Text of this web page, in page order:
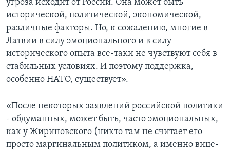
угроза исходит от России. Она может быть
исторической, политической, экономической,
различные факторы. Но, к сожалению, многие в
Латвии в силу эмоционального и в силу
исторического опыта все-таки не чувствуют себя в
стабильных условиях. И поэтому поддержка,
особенно НАТО, существует».
«После некоторых заявлений российской политики
- обдуманных, может быть, часто эмоциональных,
как у Жириновского (никто там не считает его
просто маргинальным политиком, а именно вице-